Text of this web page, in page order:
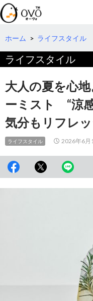
検
索
コ
テ
ツ
へ
動
ホーム > ライフスタイル
ライフスタイル
大人の夏を心
ーミスト “涼
気分もリフレ
ライフスタイル 2026年6月